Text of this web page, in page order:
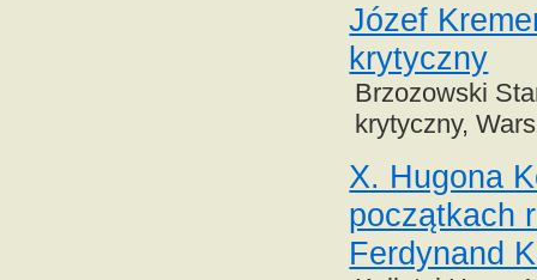
Józef
krytyczny
Brzozowski
krytyczny,
X. Hugona
początkach
Ferdynand